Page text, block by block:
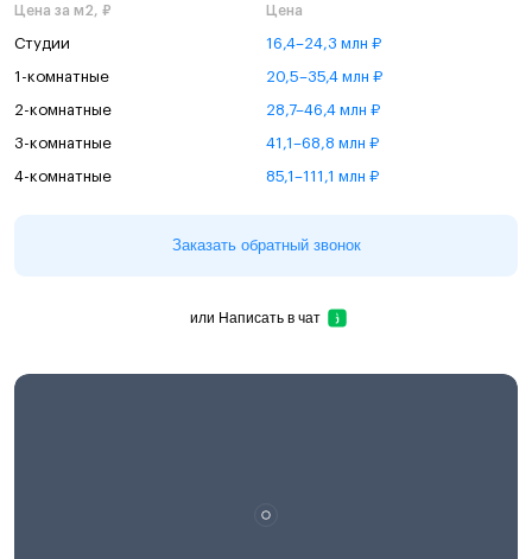
Цена за м2, ₽
Цена
Студии 16,4–24,3 млн ₽
1-комнатные 20,5–35,4 млн ₽
2-комнатные 28,7–46,4 млн ₽
3-комнатные 41,1–68,8 млн ₽
4-комнатные 85,1–111,1 млн ₽
Заказать обратный звонок
или Написать в чат